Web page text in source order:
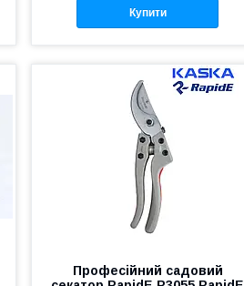
Купити
Професійний садовий